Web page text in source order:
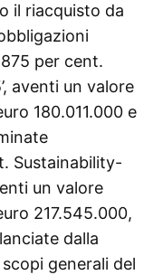
il riacquisto da
per cent.
aventi un valore
180.011.000 e
Sustainability-
un valore
217.545.000,
dalla
generali del